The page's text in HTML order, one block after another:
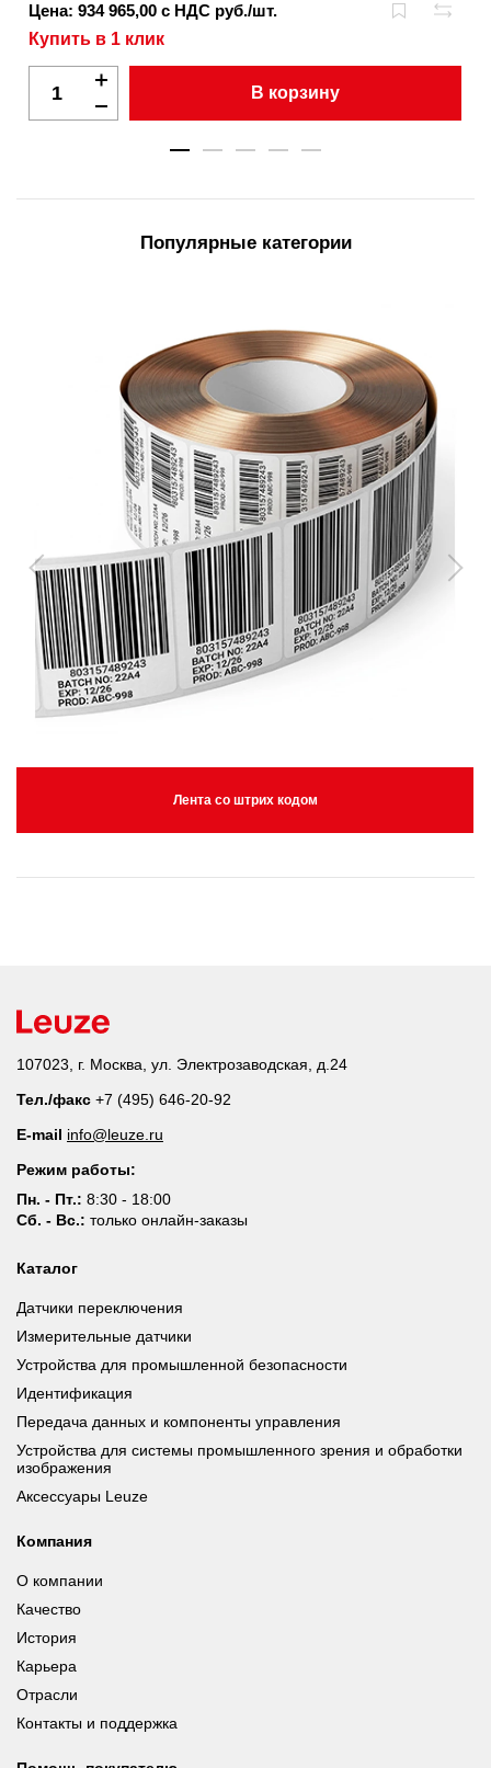
Цена: 934 965,00 с НДС руб./шт.
Купить в 1 клик
В корзину
Популярные категории
Лента со штрих кодом
107023, г. Москва, ул. Электрозаводская, д.24
Тел./факс +7 (495) 646-20-92
E-mail info@leuze.ru
Режим работы:
Пн. - Пт.: 8:30 - 18:00
Сб. - Вс.: только онлайн-заказы
Каталог
Датчики переключения
Измерительные датчики
Устройства для промышленной безопасности
Идентификация
Передача данных и компоненты управления
Устройства для системы промышленного зрения и обработки
изображения
Аксессуары Leuze
Компания
О компании
Качество
История
Карьера
Отрасли
Контакты и поддержка